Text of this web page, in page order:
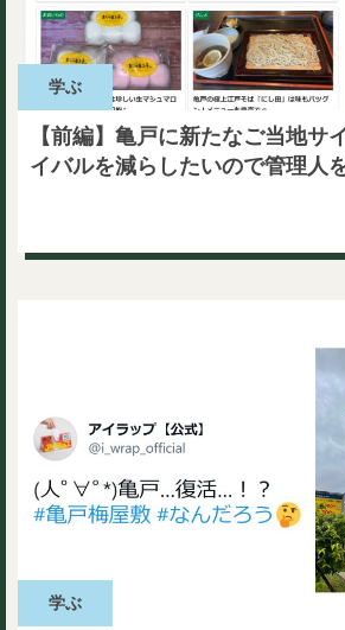
学ぶ
【前編】亀戸に新たなご当地サ
イバルを減らしたいので管理人
学ぶ